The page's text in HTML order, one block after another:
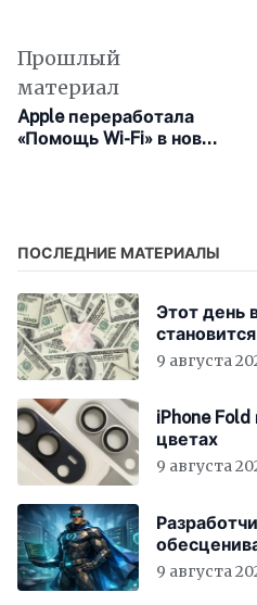
Прошлый
материал
Apple переработала
«Помощь Wi-Fi» в новой
ПОСЛЕДНИЕ МАТЕРИАЛЫ
Этот день
рыночной
9 августа
iPhone
цветах
9 августа
9 августа